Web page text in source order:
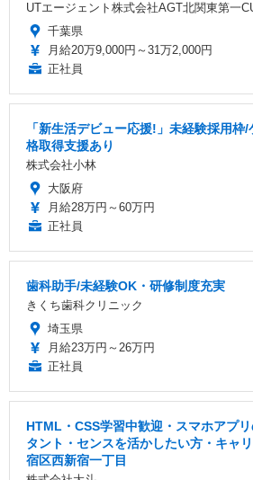
UTエージェント株式会社AGT北関東第一
千葉県
月給20万9,000円～31万2,000円
正社員
「新生活デビュー応援!」未経験採用枠
格取得支援あり
株式会社小林
大阪府
月給28万円～60万円
正社員
歯科助手/未経験OK・研修制度充実
きくち歯科クリニック
埼玉県
月給23万円～26万円
正社員
HTML・CSS学習中歓迎・スマホアプ
タント・センスを活かしたい方・キャ
宿区西新宿一丁目